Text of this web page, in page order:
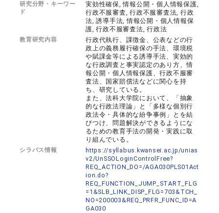
研究分野・キーワー
ド
実効性確保, 情報公開・個人情報保護,
行政不服審査, 行政不服審査法, 行政
法, 誘導手法, 情報公開・個人情報保
護, 行政不服審査法, 行政法
教育研究内容
行政代執行、課徴金、公表などの行
政上の義務履行確保の手法、環境税
や賦課金等による誘導手法、実効的
な行政調査と事実認定のあり方、情
報公開・個人情報保護、行政不服審
査法、国家賠償法などに関心を持
ち、研究している。
また、法科大学院において、「抽象
的な行政法理論」と「多様な個別行
政法令・具体的な紛争事例」とを結
びつけ、問題解決ができるようにな
るための教育手法の開発・実践に取
り組んでいる。
シラバス情報
https://syllabus.kwansei.ac.jp/unias
v2/UnSSOLoginControlFree?
REQ_ACTION_DO=/AGA030PLS01Act
ion.do?
REQ_FUNCTION_JUMP_START_FLG
=1&SLB_LINK_DISP_FLG=703&TCH_
NO=200003&REQ_PRFR_FUNC_ID=A
GA030